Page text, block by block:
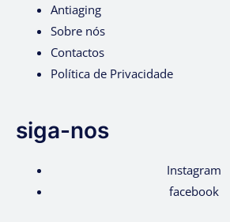
Antiaging
Sobre nós
Contactos
Política de Privacidade
siga-nos
Instagram
facebook